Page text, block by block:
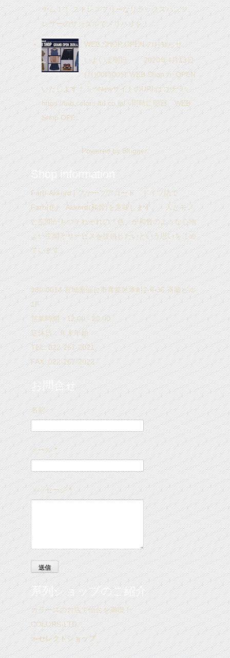
テム！！ ストレスフリーなリラックスパンツ。
レザーのサンダルでメリハリを！ ...
WEB SHOP OPEN のお知らせ
いよいよ明日、、 2020年4月13日
(月)00時00分 WEB Shop が OPEN
いたします！！ ○NewサイトのURLはコチラ○
https://fab.colors-ltd.co.jp/ ○同時に明日、WEB
Shop OPE...
Powered byBlogger.
Shop information
Farb-Akkord | ファーブアコード ドイツ語で
Farb(色)、Akkord(和音)を意味します。 人とモノ
と空間がもつそれぞれの「色」が和音のような心地
よい空間とサービスを提供したいという思いをこめ
ています。
980-0014 宮城県仙台市青葉区本町2-6-36 斉藤ビル
1F
営業時間：12:00 - 20:00
定休日：年末年始
TEL: 022-267-2021
FAX: 022-267-2022
お問合せ
名前
メール*
メッセージ*
系列ショップのご紹介
カラーズのお店で仙台を満喫！
COLORS-LTD.
≫セレクトショップ